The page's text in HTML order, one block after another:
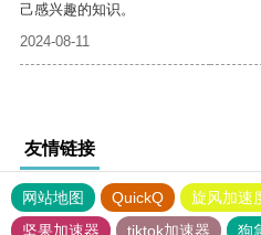
己感兴趣的知识。
2024-08-11
友情链接
网站地图 QuickQ 旋风加速
坚果加速器
tiktok加速器 狗